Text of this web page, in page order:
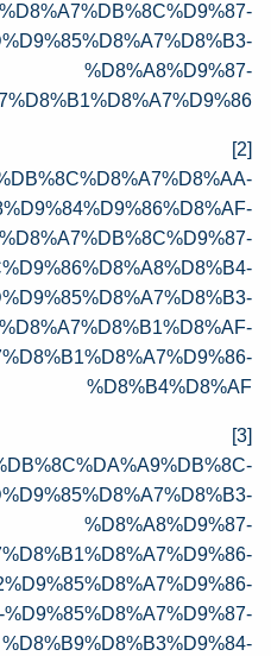
%D8%A8%D9%87-
[2]
%D8%B4%D8%AF
[3]
%D8%A8%D9%87-
%D8%B9%D8%B3%D9%84-